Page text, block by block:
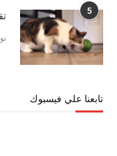
5
تابعنا علي فيسبوك